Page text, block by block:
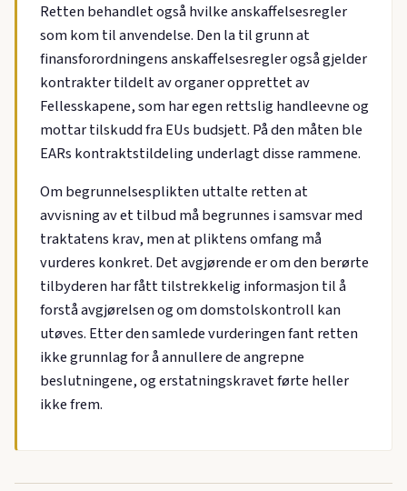
Retten behandlet også hvilke anskaffelsesregler
som kom til anvendelse. Den la til grunn at
finansforordningens anskaffelsesregler også gjelder
kontrakter tildelt av organer opprettet av
Fellesskapene, som har egen rettslig handleevne og
mottar tilskudd fra EUs budsjett. På den måten ble
EARs kontraktstildeling underlagt disse rammene.
Om begrunnelsesplikten uttalte retten at
avvisning av et tilbud må begrunnes i samsvar med
traktatens krav, men at pliktens omfang må
vurderes konkret. Det avgjørende er om den berørte
tilbyderen har fått tilstrekkelig informasjon til å
forstå avgjørelsen og om domstolskontroll kan
utøves. Etter den samlede vurderingen fant retten
ikke grunnlag for å annullere de angrepne
beslutningene, og erstatningskravet førte heller
ikke frem.